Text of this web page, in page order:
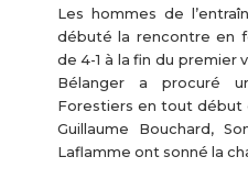
Les hommes de
débuté la rencontre en
de 4-1 à la fin du premier
Bélanger a procuré
Forestiers en tout début
Guillaume Bouchard,
Laflamme ont sonné la